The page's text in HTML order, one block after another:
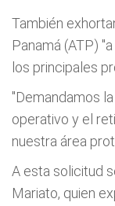
También
Panamá (ATP)
los principales
"Demandamos
operativo y el
nuestra área
A esta solicitud
Mariato, quien